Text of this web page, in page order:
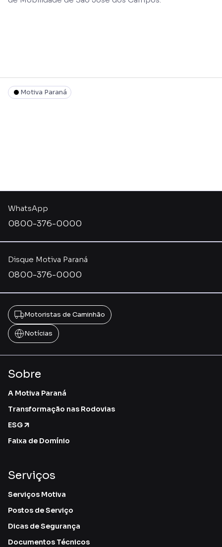
Motiva Paraná
Disque Motiva Paraná
0800-376-0000
WhatsApp
0800-376-0000
Motoristas de Caminhão
Notícias
Sobre
A Motiva Paraná
Transformação nas Rodovias
ESG
Faixa de Domínio
Serviços
Serviços Motiva
Postos de Serviço
Dicas de Segurança
Documentos Técnicos